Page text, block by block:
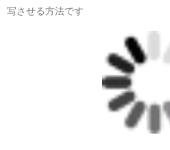
写させる方法です